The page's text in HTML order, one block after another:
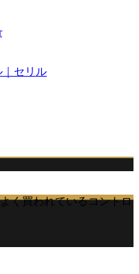
｜セリル
く買われているコントロ